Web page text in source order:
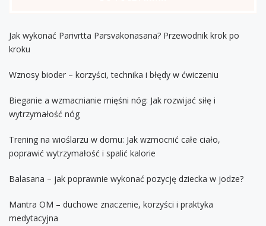
Jak wykonać Parivrtta Parsvakonasana? Przewodnik krok po
kroku
Wznosy bioder – korzyści, technika i błędy w ćwiczeniu
Bieganie a wzmacnianie mięśni nóg: Jak rozwijać siłę i
wytrzymałość nóg
Trening na wioślarzu w domu: Jak wzmocnić całe ciało,
poprawić wytrzymałość i spalić kalorie
Balasana – jak poprawnie wykonać pozycję dziecka w jodze?
Mantra OM – duchowe znaczenie, korzyści i praktyka
medytacyjna